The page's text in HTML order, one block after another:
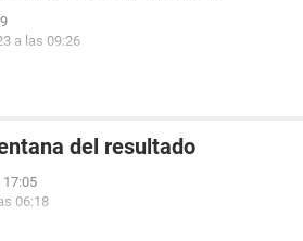
a las 09:26
del resultado
17:05
06:18